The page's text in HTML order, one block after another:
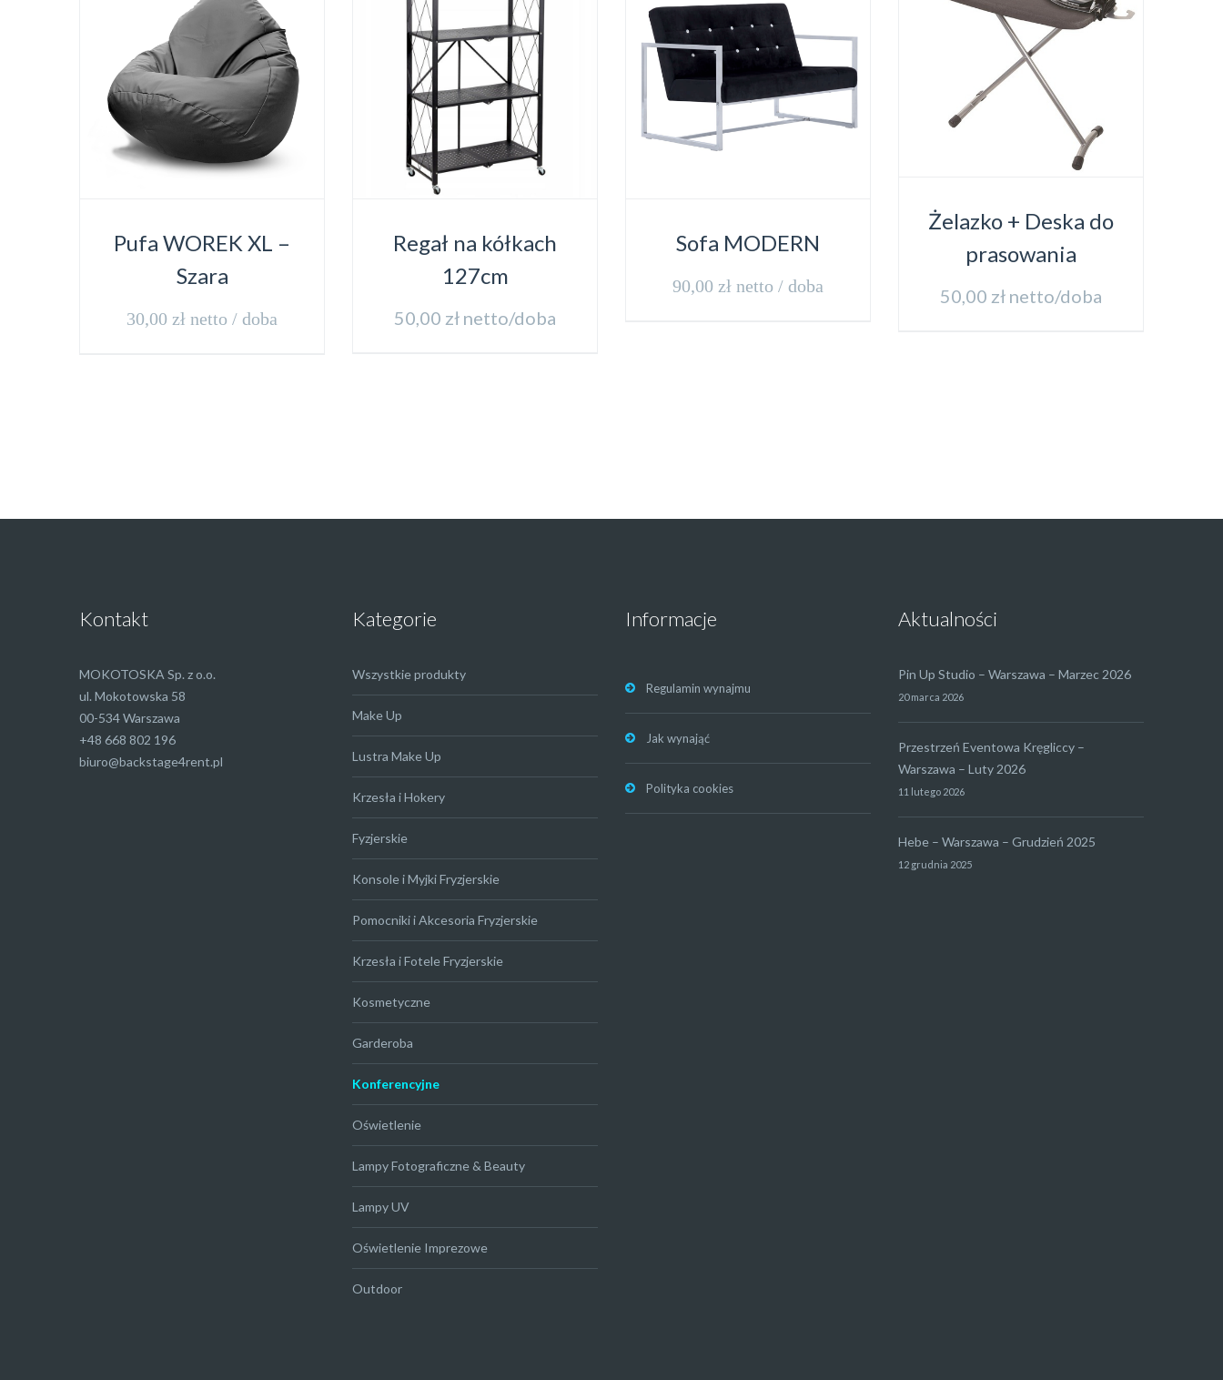
Pufa WOREK XL –
Szara
30,00 zł netto / doba
Regał na kółkach
127cm
50,00 zł netto/doba
Sofa MODERN
90,00 zł netto / doba
Żelazko + Deska do
prasowania
50,00 zł netto/doba
Kontakt
MOKOTOSKA Sp. z o.o.
ul. Mokotowska 58
00-534 Warszawa
+48 668 802 196
biuro@backstage4rent.pl
Kategorie
Wszystkie produkty
Make Up
Lustra Make Up
Krzesła i Hokery
Fyzjerskie
Konsole i Myjki Fryzjerskie
Pomocniki i Akcesoria Fryzjerskie
Krzesła i Fotele Fryzjerskie
Kosmetyczne
Garderoba
Konferencyjne
Oświetlenie
Lampy Fotograficzne & Beauty
Lampy UV
Oświetlenie Imprezowe
Outdoor
Informacje
Regulamin wynajmu
Jak wynająć
Polityka cookies
Aktualności
Pin Up Studio – Warszawa – Marzec 2026
20 marca 2026
Przestrzeń Eventowa Kręgliccy –
Warszawa – Luty 2026
11 lutego 2026
Hebe – Warszawa – Grudzień 2025
12 grudnia 2025